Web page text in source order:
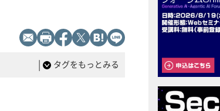
| タグをもっとみる